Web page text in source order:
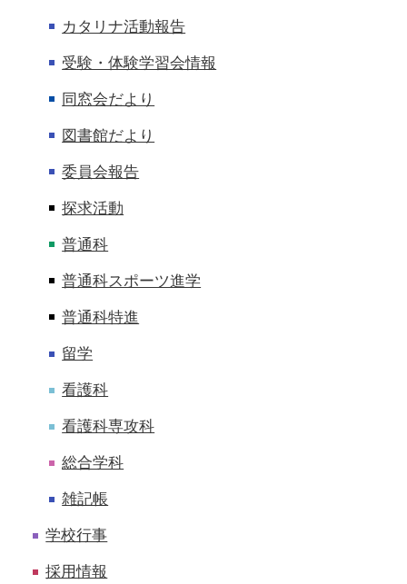
カタリナ活動報告
受験・体験学習会情報
同窓会だより
図書館だより
委員会報告
探求活動
普通科
普通科スポーツ進学
普通科特進
留学
看護科
看護科専攻科
総合学科
雑記帳
学校行事
採用情報